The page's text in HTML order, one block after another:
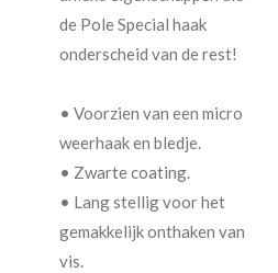
de Pole Special haak
onderscheid van de rest!
• Voorzien van een micro
weerhaak en bledje.
• Zwarte coating.
• Lang stellig voor het
gemakkelijk onthaken van
vis.